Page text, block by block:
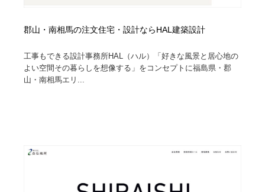
郡山・南相馬の注文住宅・設計ならHAL建築設計
工事もできる設計事務所HAL（ハル）「好きな風景と居心地の
よい空間その暮らしを想像する」をコンセプトに福島県・郡
山・南相馬エリ...